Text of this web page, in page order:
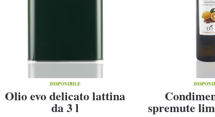
DISPONIBILE
Olio evo delicato lattina
da 3 l spremute